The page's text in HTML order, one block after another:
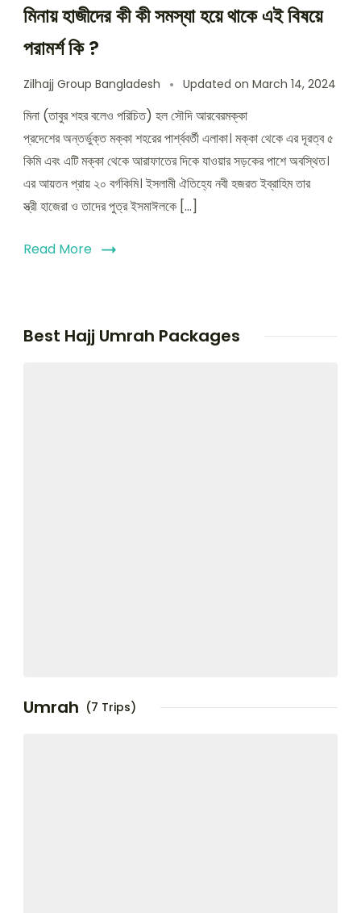
মিনায় হাজীদের কী কী সমস্যা হয়ে থাকে এই বিষয়ে
পরামর্শ কি ?
Zilhajj Group Bangladesh Updated on March 14, 2024
মিনা (তাবুর শহর বলেও পরিচিত) হল সৌদি আরবেরমক্কা
প্রদেশের অন্তর্ভুক্ত মক্কা শহরের পার্শ্ববর্তী এলাকা। মক্কা থেকে এর দূরত্ব ৫
কিমি এবং এটি মক্কা থেকে আরাফাতের দিকে যাওয়ার সড়কের পাশে অবস্থিত।
এর আয়তন প্রায় ২০ বর্গকিমি। ইসলামী ঐতিহ্যে নবী হজরত ইব্রাহিম তার
স্ত্রী হাজেরা ও তাদের পুত্র ইসমাঈলকে […]
Read More
Best Hajj Umrah Packages
Umrah (7 Trips)